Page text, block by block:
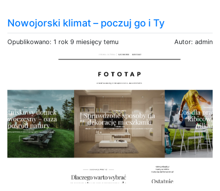
Nowojorski klimat – poczuj go i Ty
Opublikowano: 1 rok 9 miesięcy temu Autor: admin